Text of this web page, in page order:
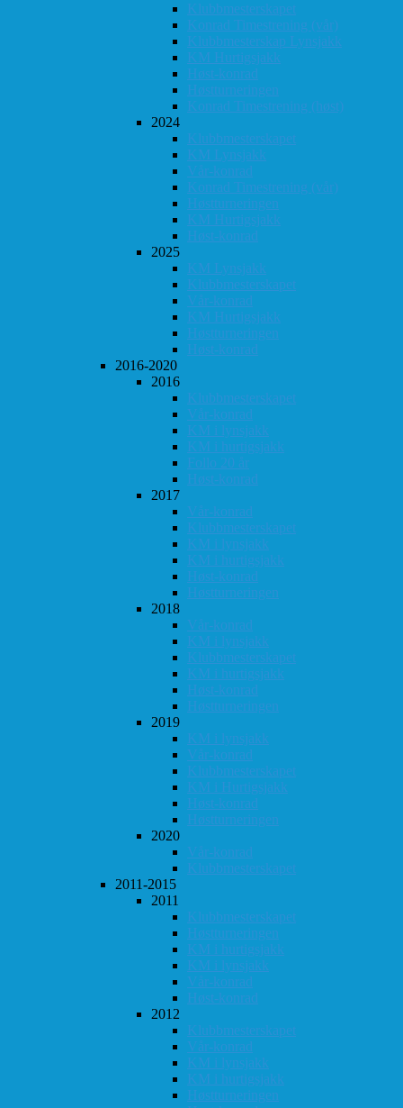
Klubbmesterskapet
Konrad Timestrening (vår)
Klubbmesterskap Lynsjakk
KM Hurtigsjakk
Høst-konrad
Høstturneringen
Konrad Timestrening (høst)
2024
Klubbmesterskapet
KM Lynsjakk
Vår-konrad
Konrad Timestrening (vår)
Høstturneringen
KM Hurtigsjakk
Høst-konrad
2025
KM Lynsjakk
Klubbmesterskapet
Vår-konrad
KM Hurtigsjakk
Høstturneringen
Høst-konrad
2016-2020
2016
Klubbmesterskapet
Vår-konrad
KM i lynsjakk
KM i hurtigsjakk
Follo 20 år
Høst-konrad
2017
Vår-konrad
Klubbmesterskapet
KM i lynsjakk
KM i hurtigsjakk
Høst-konrad
Høstturneringen
2018
Vår-konrad
KM i lynsjakk
Klubbmesterskapet
KM i hurtigsjakk
Høst-konrad
Høstturneringen
2019
KM i lynsjakk
Vår-konrad
Klubbmesterskapet
KM i Hurtigsjakk
Høst-konrad
Høstturneringen
2020
Vår-konrad
Klubbmesterskapet
2011-2015
2011
Klubbmesterskapet
Høstturneringen
KM i hurtigsjakk
KM i lynsjakk
Vår-konrad
Høst-konrad
2012
Klubbmesterskapet
Vår-konrad
KM i lynsjakk
KM i hurtigsjakk
Høstturneringen